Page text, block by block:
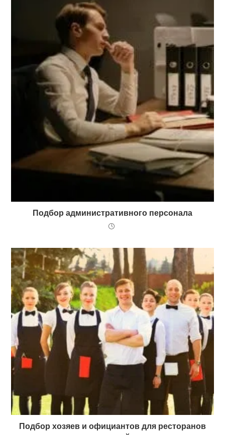
Подбор административного персонала
Подбор хозяев и официантов для ресторанов